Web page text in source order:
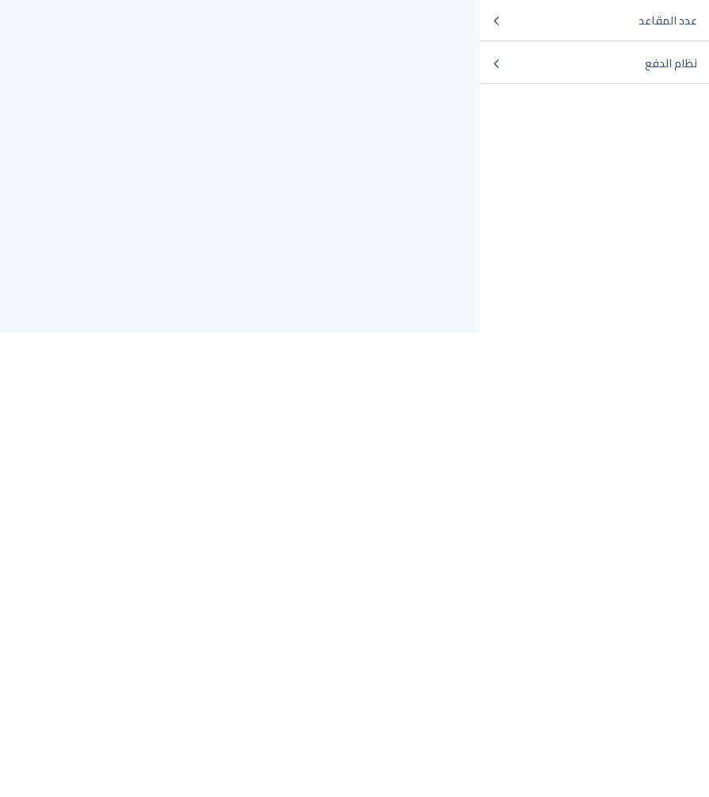
عدد المقاعد
نظام الدفع